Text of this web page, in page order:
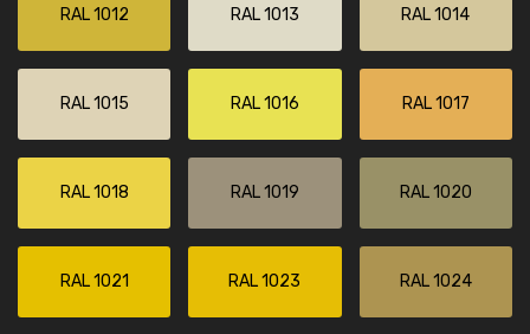
RAL 1012 RAL 1013 RAL 1014
RAL 1015 RAL 1016 RAL 1017
RAL 1018 RAL 1019 RAL 1020
RAL 1021 RAL 1023 RAL 1024